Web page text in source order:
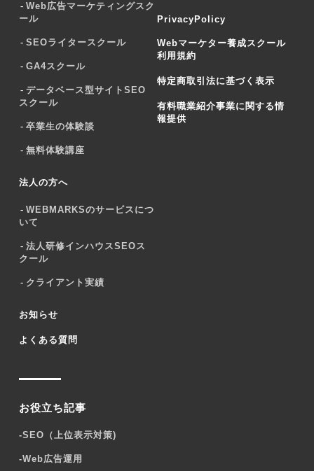
Web広告マーケティングスク
ール
SEOライタースクール
GA4スクール
データベース型サイトSEO
スクール
卒業生の体験談
無料体験講座
法人の方へ
WEBMARKSのサービスにつ
いて
法人研修インハウスSEOス
クール
クライアント実績
お知らせ
よくある質問
PrivacyPolicy
Webマーケター養成スクール
利用規約
特定商取引法に基づく表示
有料職業紹介事業に関する情
報提供
お役立ち記事
-SEO（上位表示対策)
-Web広告運用